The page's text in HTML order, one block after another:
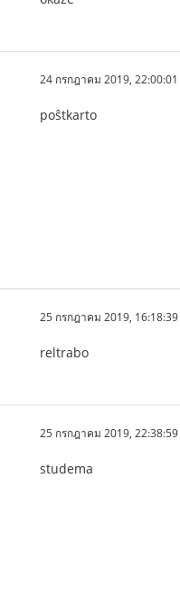
24 กรกฎาคม 2019, 22:00:01
poŝtkarto
25 กรกฎาคม 2019, 16:18:39
reltrabo
25 กรกฎาคม 2019, 22:38:59
studema